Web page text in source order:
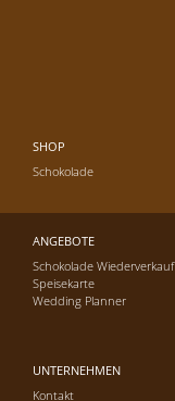
SHOP
Schokolade
ANGEBOTE
Schokolade Wiederverkauf
Speisekarte
Wedding Planner
UNTERNEHMEN
Kontakt